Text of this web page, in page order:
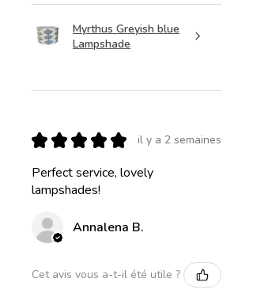
Myrthus Greyish blue
Lampshade
★ ★ ★ ★ ★ il y a 2 semaines
Perfect service, lovely
lampshades!
Annalena B.
Cet avis vous a-t-il été utile ?